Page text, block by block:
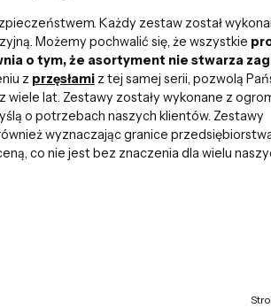
Każdy zestaw został
Możemy pochwalić się, że wszystkie
o tym, że asortyment nie stwarza
z przęsłami z tej samej serii, pozwolą
lat. Zestawy zostały wykonane z
o potrzebach naszych klientów. Zestawy
wyznaczając granice
co nie jest bez znaczenia dla wielu